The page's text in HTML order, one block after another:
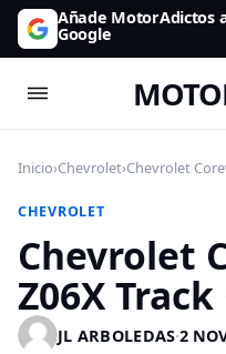
Añade MotorAdictos
Google
Inicio›Chevrolet›Chevrolet
CHEVROLET
Chevrolet
Z06X
JL ARBOLEDAS·2